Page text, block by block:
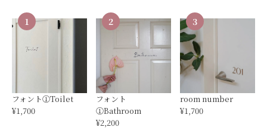
1
フォント①Toilet
¥1,700
2
フォント
①Bathroom
¥2,200
3
room number
¥1,700